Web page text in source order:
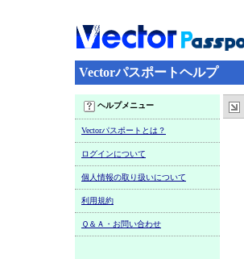
Vectorパスポートヘルプ
ヘルプメニュー
Vectorパスポートとは？
ログインについて
個人情報の取り扱いについて
利用規約
Ｑ＆Ａ・お問い合わせ